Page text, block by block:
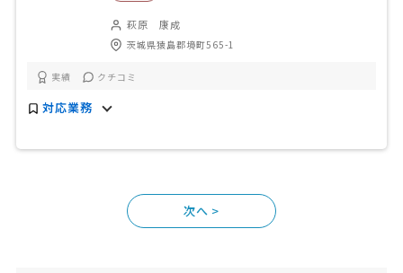
萩原 康成
茨城県猿島郡境町565-1
実績 クチコミ
対応業務
>